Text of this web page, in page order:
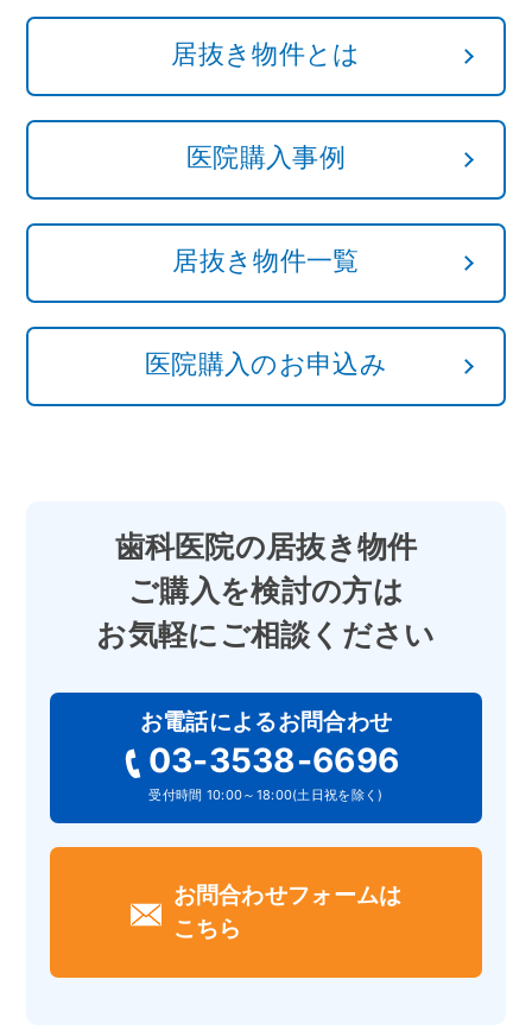
居抜き物件とは
医院購入事例
居抜き物件一覧
医院購入のお申込み
歯科医院の居抜き物件
ご購入を検討の方は
お気軽にご相談ください
お電話によるお問合わせ
03-3538-6696
受付時間 10:00～18:00(土日祝を除く)
お問合わせフォームは
こちら